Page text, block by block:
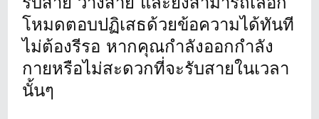
โหมดตอบปฏิเสธด้วยข้อความได้ทันที
ไม่ต้องรีรอ หากคุณกำลังออกกำลัง
กายหรือไม่สะดวกที่จะรับสายในเวลา
นั้นๆ